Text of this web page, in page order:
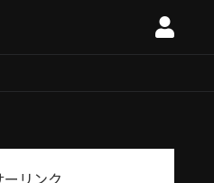
ーリンク